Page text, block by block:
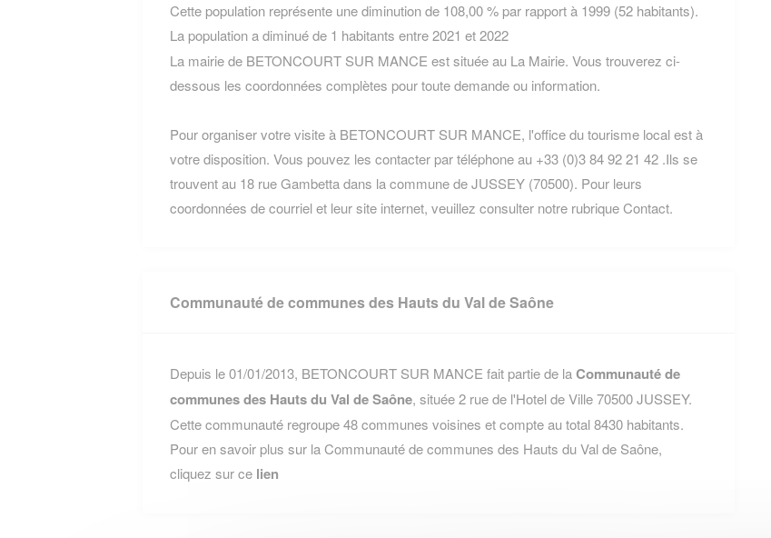
Cette population représente une diminution de 108,00 % par rapport à 1999 (52 habitants).
La population a diminué de 1 habitants entre 2021 et 2022
La mairie de BETONCOURT SUR MANCE est située au La Mairie. Vous trouverez ci-
dessous les coordonnées complètes pour toute demande ou information.
Pour organiser votre visite à BETONCOURT SUR MANCE, l'office du tourisme local est à
votre disposition. Vous pouvez les contacter par téléphone au +33 (0)3 84 92 21 42 .Ils se
trouvent au 18 rue Gambetta dans la commune de JUSSEY (70500). Pour leurs
coordonnées de courriel et leur site internet, veuillez consulter notre rubrique Contact.
Communauté de communes des Hauts du Val de Saône
Depuis le 01/01/2013, BETONCOURT SUR MANCE fait partie de laCommunauté de
communes des Hauts du Val de Saône, située 2 rue de l'Hotel de Ville 70500 JUSSEY.
Cette communauté regroupe 48 communes voisines et compte au total 8430 habitants.
Pour en savoir plus sur la Communauté de communes des Hauts du Val de Saône,
cliquez sur ce lien